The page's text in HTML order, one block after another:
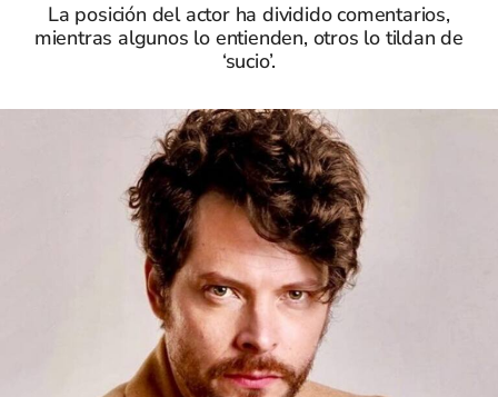
La posición del actor ha dividido comentarios,
mientras algunos lo entienden, otros lo tildan de
‘sucio’.